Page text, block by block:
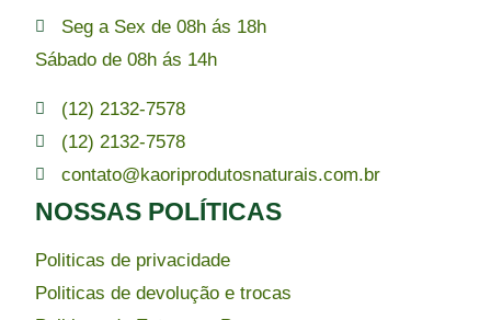
Seg a Sex de 08h ás 18h
Sábado de 08h ás 14h
(12) 2132-7578
(12) 2132-7578
contato@kaoriprodutosnaturais.com.br
NOSSAS POLÍTICAS
Politicas de privacidade
Politicas de devolução e trocas